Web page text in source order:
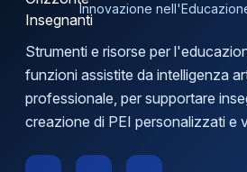
Innovazione
Strumenti e risorse per
funzioni assistite da intelligenza
professionale, per supportare
creazione di PEI personalizzati e